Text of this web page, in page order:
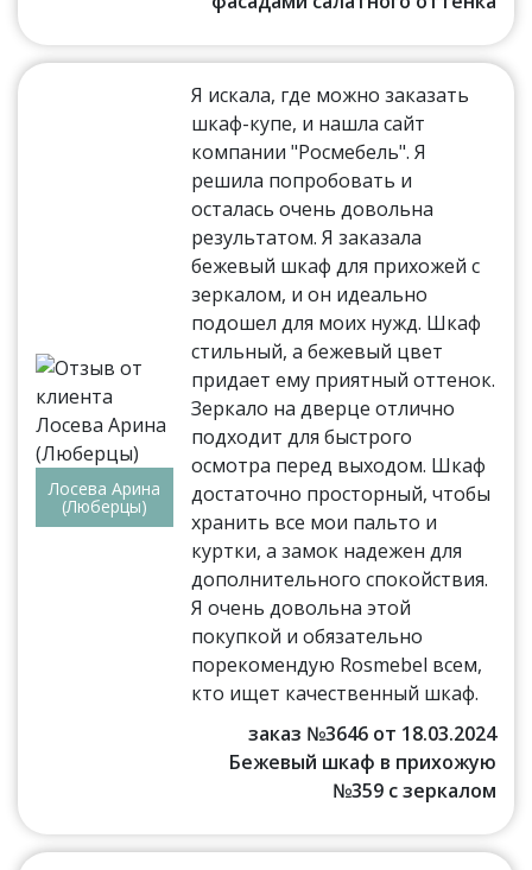
Лосева Арина
(Люберцы)
Я искала, где можно заказать
шкаф-купе, и нашла сайт
компании "Росмебель". Я
решила попробовать и
осталась очень довольна
результатом. Я заказала
бежевый шкаф для прихожей с
зеркалом, и он идеально
подошел для моих нужд. Шкаф
стильный, а бежевый цвет
придает ему приятный оттенок.
Зеркало на дверце отлично
подходит для быстрого
осмотра перед выходом. Шкаф
достаточно просторный, чтобы
хранить все мои пальто и
куртки, а замок надежен для
дополнительного спокойствия.
Я очень довольна этой
покупкой и обязательно
порекомендую Rosmebel всем,
кто ищет качественный шкаф.
заказ №3646 от 18.03.2024
Бежевый шкаф в прихожую
№359 с зеркалом